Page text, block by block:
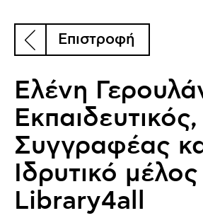
Επιστροφή
Ελένη
Εκπαιδευτικός,
Συγγραφέας
Ιδρυτικό
Library4all